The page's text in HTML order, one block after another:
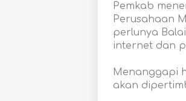
Pemkab
Perusahaan
perlunya
internet dan
Menanggapi
akan